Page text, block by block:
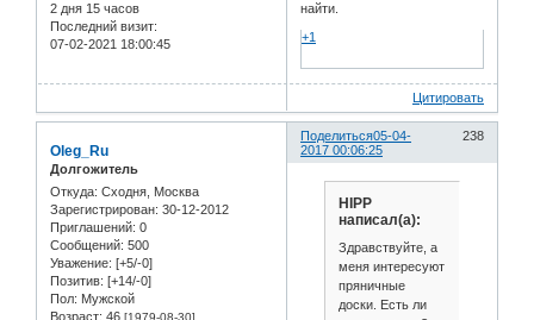
2 дня 15 часов
Последний визит:
07-02-2021 18:00:45
найти.
+1
Цитировать
Поделиться 238
05-04-
2017 00:06:25
Oleg_Ru
Долгожитель
Откуда: Сходня, Москва
Зарегистрирован: 30-12-2012
Приглашений: 0
Сообщений: 500
Уважение: [+5/-0]
Позитив: [+14/-0]
Пол: Мужской
Возраст: 46
HIPP
написал(а):
Здравствуйте, а
меня интересуют
пряничные
доски. Есть ли